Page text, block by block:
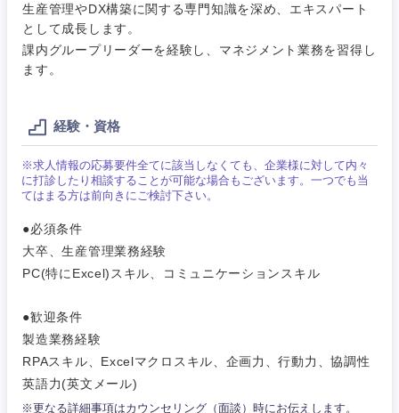
生産管理やDX構築に関する専門知識を深め、エキスパート
として成長します。
課内グループリーダーを経験し、マネジメント業務を習得し
ます。
経験・資格
※求人情報の応募要件全てに該当しなくても、企業様に対して内々
に打診したり相談することが可能な場合もございます。一つでも当
てはまる方は前向きにご検討下さい。
●必須条件
大卒、生産管理業務経験
PC(特にExcel)スキル、コミュニケーションスキル
●歓迎条件
製造業務経験
RPAスキル、Excelマクロスキル、企画力、行動力、協調性
英語力(英文メール)
※更なる詳細事項はカウンセリング（面談）時にお伝えします。
マーケテ
ィング
サービス
クリエイ
ティブ
コンサル
タント
技術職
（IT）、
Webサー
ビス・制
作、ゲー
経営企画
営業
サービス
コンサルタント
専門職
技術職（IT）、Webサービス・制作、ゲーム
技術職（モノづくり）
金融専門職
メディカル
不動産専門職
食品・化粧品・アパレル・消費財
金融
建設・不動産
倉庫・運輸・物流
小売・通販・外食
IT・通信
WEBサービス
こだわり条件を入力ください
上場企業
外資系企業 英語を活かす
社宅・家賃補助有